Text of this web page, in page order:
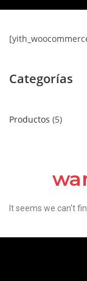
Categorías
Productos 5
It seems we can't